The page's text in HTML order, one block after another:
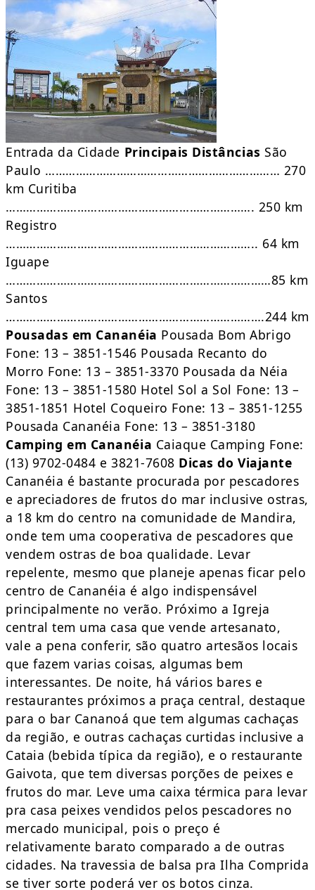
Entrada da Cidade Principais Distâncias São
Paulo …………………………………………………………… 270
km Curitiba
………………………………………………………………. 250 km
Registro
……………………………………………………………….. 64 km
Iguape
……………………………………………………………………85 km
Santos
………………………………………………………………….244 km
Pousadas em Cananéia Pousada Bom Abrigo
Fone: 13 – 3851-1546 Pousada Recanto do
Morro Fone: 13 – 3851-3370 Pousada da Néia
Fone: 13 – 3851-1580 Hotel Sol a Sol Fone: 13 –
3851-1851 Hotel Coqueiro Fone: 13 – 3851-1255
Pousada Cananéia Fone: 13 – 3851-3180
Camping em Cananéia Caiaque Camping Fone:
(13) 9702-0484 e 3821-7608 Dicas do Viajante
Cananéia é bastante procurada por pescadores
e apreciadores de frutos do mar inclusive ostras,
a 18 km do centro na comunidade de Mandira,
onde tem uma cooperativa de pescadores que
vendem ostras de boa qualidade. Levar
repelente, mesmo que planeje apenas ficar pelo
centro de Cananéia é algo indispensável
principalmente no verão. Próximo a Igreja
central tem uma casa que vende artesanato,
vale a pena conferir, são quatro artesãos locais
que fazem varias coisas, algumas bem
interessantes. De noite, há vários bares e
restaurantes próximos a praça central, destaque
para o bar Cananoá que tem algumas cachaças
da região, e outras cachaças curtidas inclusive a
Cataia (bebida típica da região), e o restaurante
Gaivota, que tem diversas porções de peixes e
frutos do mar. Leve uma caixa térmica para levar
pra casa peixes vendidos pelos pescadores no
mercado municipal, pois o preço é
relativamente barato comparado a de outras
cidades. Na travessia de balsa pra Ilha Comprida
se tiver sorte poderá ver os botos cinza.